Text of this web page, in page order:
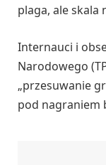
plaga, ale skala
Internauci i
Narodowego
„przesuwanie
pod nagraniem